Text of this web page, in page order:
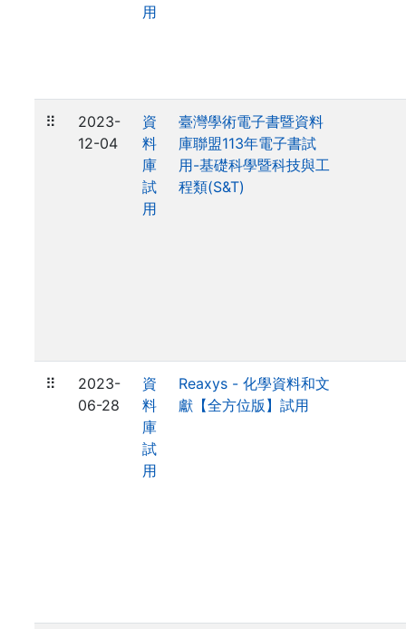
用
⠿
2023-
12-04
資
料
庫
試
用
臺灣學術電子書暨資料
庫聯盟113年電子書試
用-基礎科學暨科技與工
程類(S&T)
⠿
2023-
06-28
資
料
庫
試
用
Reaxys - 化學資料和文
獻【全方位版】試用